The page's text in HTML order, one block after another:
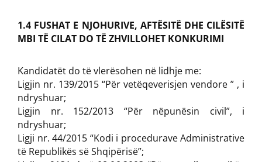
1.4 FUSHAT E NJOHURIVE, AFTËSITË DHE CILËSITË
MBI TË CILAT DO TË ZHVILLOHET KONKURIMI
Kandidatët do të vlerësohen në lidhje me:
Ligjin nr. 139/2015 “Për vetëqeverisjen vendore ” , i
ndryshuar;
Ligjin nr. 152/2013 “Për nëpunësin civil”, i
ndryshuar;
Ligji nr. 44/2015 “Kodi i procedurave Administrative
të Republikës së Shqipërisë”;